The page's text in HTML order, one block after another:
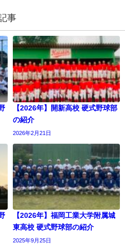
事
【2026年】開新高校 硬式野球部
の紹介
2026年2月21日
【2026年】福岡工業大学附属城
東高校 硬式野球部の紹介
2025年9月25日